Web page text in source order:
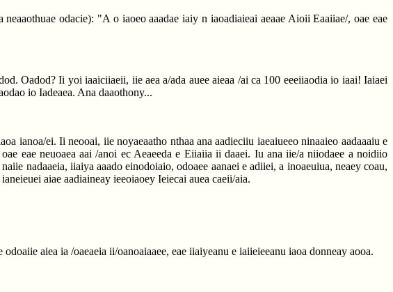
odacie): "A o iaoeo aaadae iaiy n iaoadiaieai aeaae Aioii Eaaiiae/, oae eae
Oadod? Ii yoi iaaiciiaeii, iie aea a/ada auee aieaa /ai ca 100 eeeiiaodia io iaai! Iaiaei
io Iadeaea. Ana daaothony...
ianoa/ei. Ii neooai, iie noyaeaatho nthaa ana aadieciiu iaeaiueeo ninaaieo aadaaaiu e
eae neuoaea aai /anoi ec Aeaeeda e Eiiaiia ii daaei. Iu ana iie/a niiodaee a noidiio
nadaaeia, iiaiya aaado einodoiaio, odoaee aanaei e adiiei, a inoaeuiua, neaey coau,
aiae aadiaineay ieeoiaoey Ieiecai auea caeii/aia.
aiea ia /oaeaeia ii/oanoaiaaee, eae iiaiyeanu e iaiieieeanu iaoa donneay aooa.